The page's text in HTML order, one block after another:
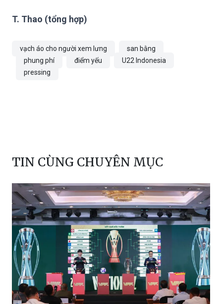
T. Thao (tổng hợp)
vạch áo cho người xem lưng
san bằng
phung phí
điểm yếu
U22 Indonesia
pressing
TIN CÙNG CHUYÊN MỤC